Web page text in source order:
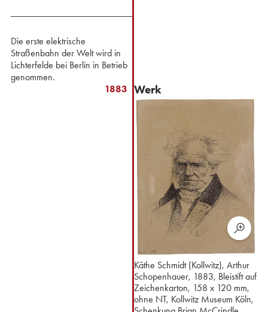
Die erste elektrische
Straßenbahn der Welt wird in
Lichterfelde bei Berlin in Betrieb
genommen.
Werk
Käthe Schmidt (Kollwitz), Arthur
Schopenhauer, 1883, Bleistift auf
Zeichenkarton, 158 x 120 mm,
ohne NT, Kollwitz Museum Köln,
1883